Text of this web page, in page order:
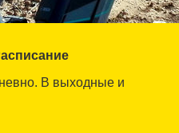
В выходные и